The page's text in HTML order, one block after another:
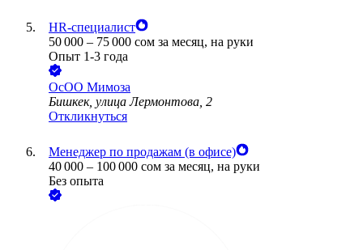
HR-специалист
50 000 – 75 000 сом за месяц, на руки
Опыт 1-3 года
ОсОО Мимоза
Бишкек, улица Лермонтова, 2
Откликнуться
Менеджер по продажам (в офисе)
40 000 – 100 000 сом за месяц, на руки
Без опыта